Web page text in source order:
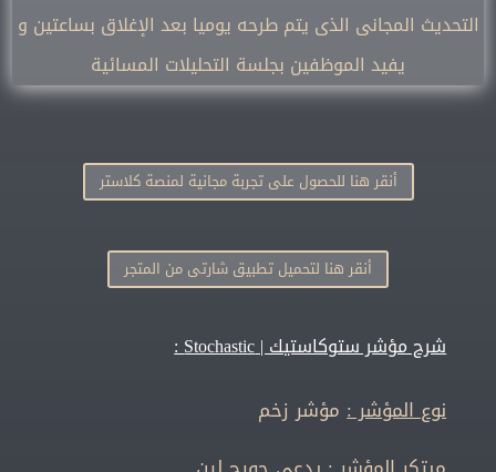
التحديث المجانى الذى يتم طرحه يوميا بعد الإغلاق بساعتين و
يفيد الموظفين بجلسة التحليلات المسائية
أنقر هنا للحصول على تجربة مجانية لمنصة كلاستر
أنقر هنا لتحميل تطبيق شارتى من المتجر
شرح مؤشر ستوكاستيك | Stochastic :
نوع المؤشر :مؤشر زخم